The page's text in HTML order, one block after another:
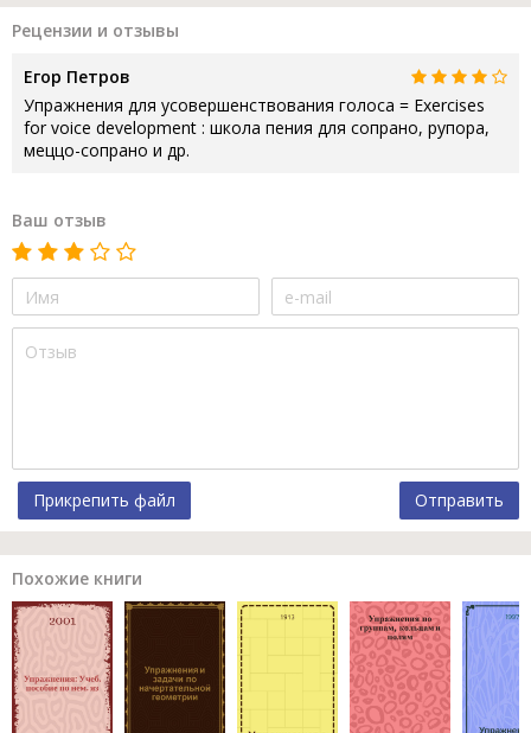
Рецензии и отзывы
Егор Петров
Упражнения для усовершенствования голоса = Exercises
for voice development : школа пения для сопрано, рупора,
меццо-сопрано и др.
Ваш отзыв
Прикрепить файл Отправить
Похожие книги